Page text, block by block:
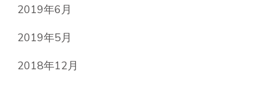
2019年6月
2019年5月
2018年12月